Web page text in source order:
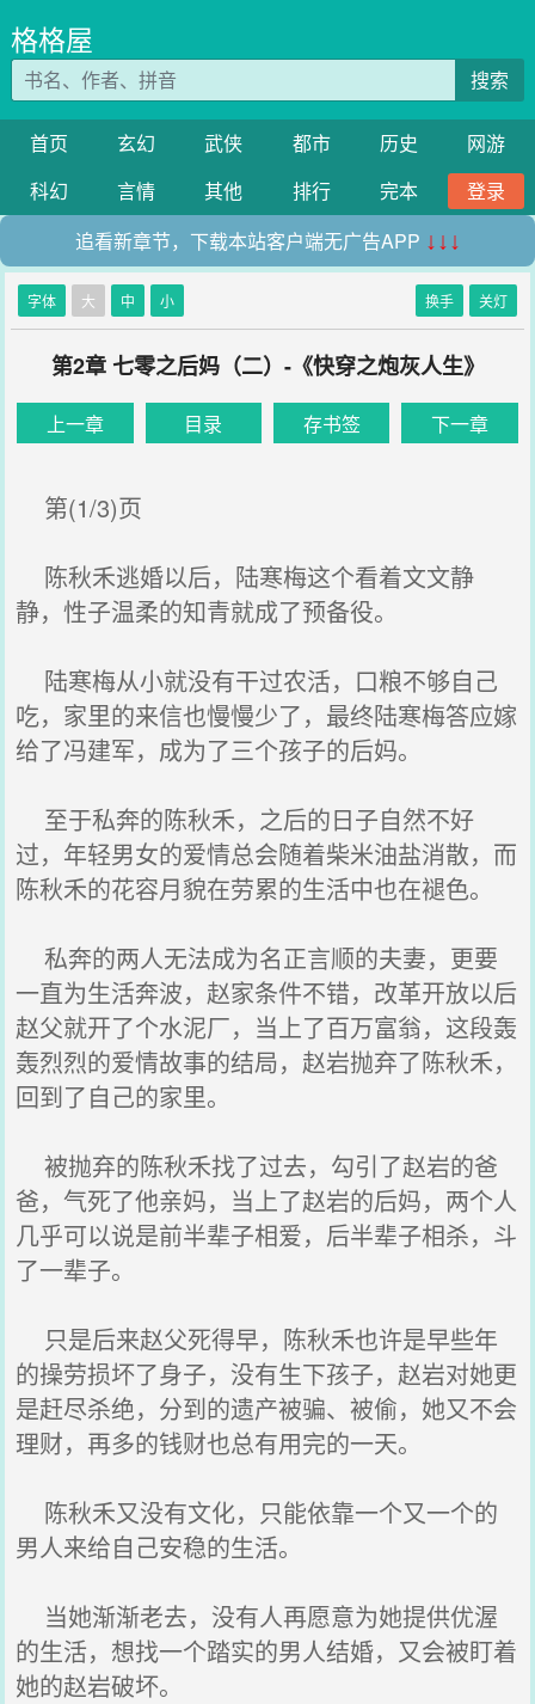
格格屋
搜索
首页 玄幻 武侠 都市 历史
网游
科幻
言情 其他 排行 完本
登录
追看新章节，下载本站客户端无广告APP ↓↓↓
字体 大 中 小 换手 关灯
第2章 七零之后妈（二）-《快穿之炮灰人生》
上一章 目录 存书签 下一章
第(1/3)页
陈秋禾逃婚以后，陆寒梅这个看着文文静
静，性子温柔的知青就成了预备役。
陆寒梅从小就没有干过农活，口粮不够自己
吃，家里的来信也慢慢少了，最终陆寒梅答应嫁
给了冯建军，成为了三个孩子的后妈。
至于私奔的陈秋禾，之后的日子自然不好
过，年轻男女的爱情总会随着柴米油盐消散，而
陈秋禾的花容月貌在劳累的生活中也在褪色。
私奔的两人无法成为名正言顺的夫妻，更要
一直为生活奔波，赵家条件不错，改革开放以后
赵父就开了个水泥厂，当上了百万富翁，这段轰
轰烈烈的爱情故事的结局，赵岩抛弃了陈秋禾，
回到了自己的家里。
被抛弃的陈秋禾找了过去，勾引了赵岩的爸
爸，气死了他亲妈，当上了赵岩的后妈，两个人
几乎可以说是前半辈子相爱，后半辈子相杀，斗
了一辈子。
只是后来赵父死得早，陈秋禾也许是早些年
的操劳损坏了身子，没有生下孩子，赵岩对她更
是赶尽杀绝，分到的遗产被骗、被偷，她又不会
理财，再多的钱财也总有用完的一天。
陈秋禾又没有文化，只能依靠一个又一个的
男人来给自己安稳的生活。
当她渐渐老去，没有人再愿意为她提供优渥
的生活，想找一个踏实的男人结婚，又会被盯着
她的赵岩破坏。